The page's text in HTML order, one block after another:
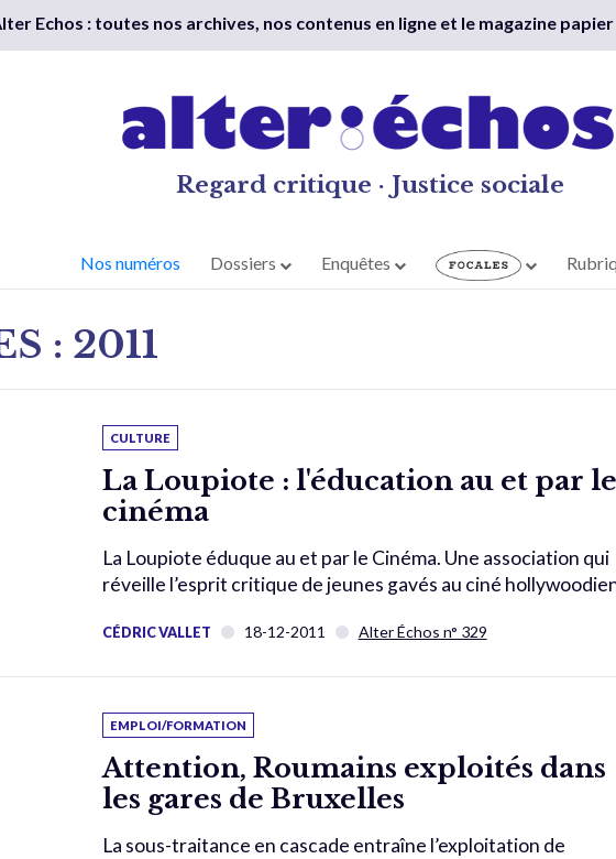
Echos : toutes nos archives, nos contenus en ligne et le magazine
Regard critique · Justice sociale
Nos numéros Dossiers Enquêtes
: 2011
CULTURE
La Loupiote : l'éducation au et par le
cinéma
La Loupiote éduque au et par le Cinéma. Une association qui
réveille l’esprit critique de jeunes gavés au ciné
CÉDRIC VALLET 18-12-2011 Alter Échos n° 329
EMPLOI/FORMATION
Attention, Roumains exploités dans
les gares de Bruxelles
La sous-traitance en cascade entraîne l’exploitation de